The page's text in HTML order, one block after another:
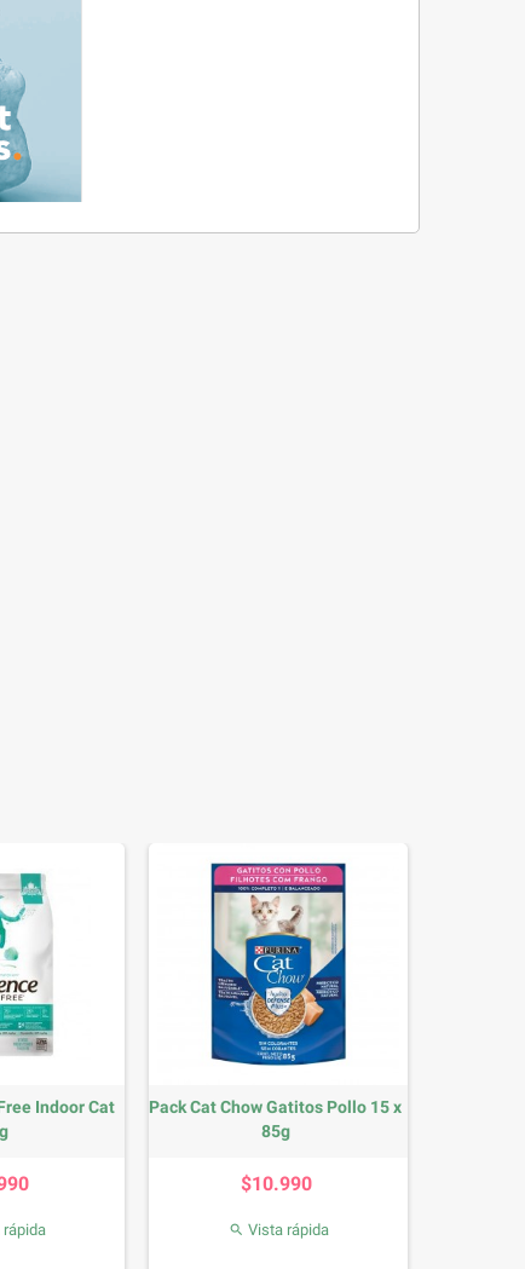
Indoor Cat
Pack Cat Chow Gatitos Pollo 15 x
85g
$10.990
 Vista rápida